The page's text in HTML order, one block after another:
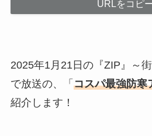
URLをコピ
2025年1月21日の『ZIP』～
で放送の、「 コスパ最強防寒
紹介します！